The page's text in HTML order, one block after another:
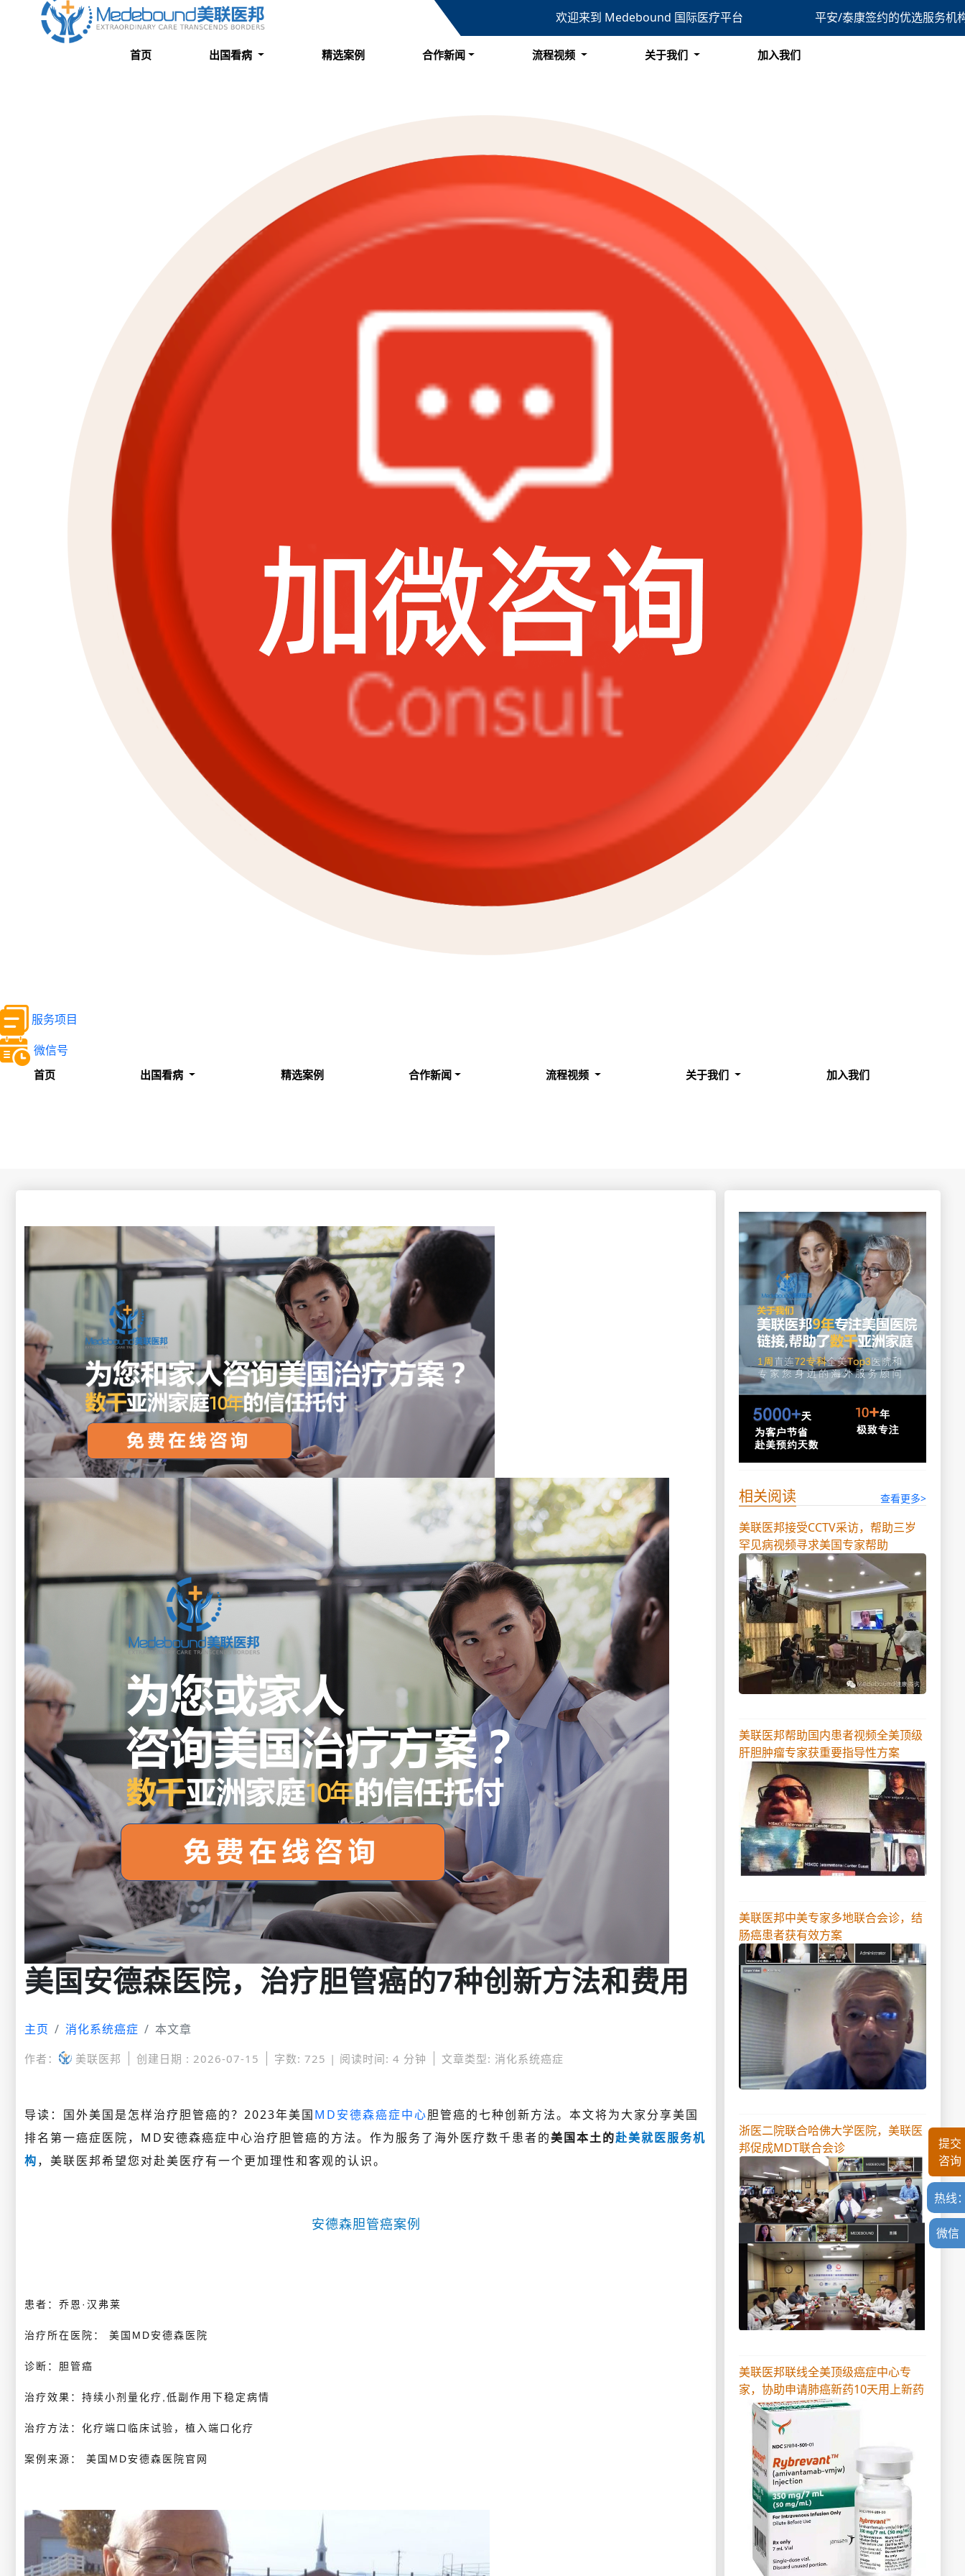
关于我们
成功案例
服务项目
微信号
欢迎来到 Medebound 国际医疗平台 平安/泰康签约的优选服务机
首页 出国看病 精选案例 合作新闻 流程视频 关于我们 加入我们
首页 出国看病 精选案例 合作新闻 流程视频 关于我们 加入我们
美国安德森医院，治疗胆管癌的7种创新方法和费用
主页 消化系统癌症 本文章
作者： 美联医邦 创建日期 : 2026-07-15 字数: 725 | 阅读时间: 4 分钟 文章类型: 消化系统癌症
导读：国外美国是怎样治疗胆管癌的？2023年美国MD安德森癌症中心胆管癌的七种创新方法。本文将为大家分享美国
排名第一癌症医院，MD安德森癌症中心治疗胆管癌的方法。 作为服务了海外医疗数千患者的美国本土的赴美就医服务机
构，美联医邦希望您对赴美医疗有一个更加理性和客观的认识。
安德森胆管癌案例
患者：乔恩·汉弗莱
治疗所在医院： 美国MD安德森医院
诊断：胆管癌
治疗效果：持续小剂量化疗,低副作用下稳定病情
治疗方法：化疗端口临床试验，植入端口化疗
案例来源： 美国MD安德森医院官网
相关阅读 查看更多>
美联医邦接受CCTV采访，帮助三岁
罕见病视频寻求美国专家帮助
美联医邦帮助国内患者视频全美顶级
肝胆肿瘤专家获重要指导性方案
美联医邦中美专家多地联合会诊，结
肠癌患者获有效方案
浙医二院联合哈佛大学医院，美联医
邦促成MDT联合会诊
美联医邦联线全美顶级癌症中心专
家，协助申请肺癌新药10天用上新药
热线
微信
提交
咨询